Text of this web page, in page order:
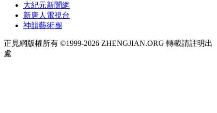
大紀元新聞網
新唐人電視台
神韻藝術團
正見網版權所有 ©1999-2026 ZHENGJIAN.ORG 轉載請註明出
處